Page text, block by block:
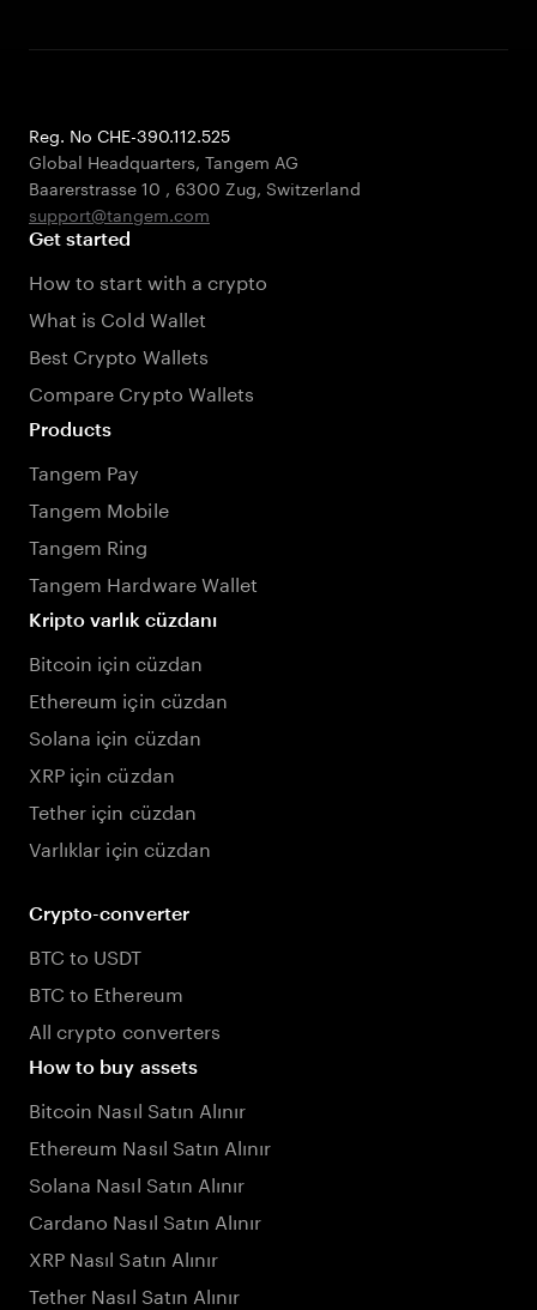
Reg. No CHE-390.112.525
Global Headquarters, Tangem AG
Baarerstrasse 10 , 6300 Zug, Switzerland
support@tangem.com
Get started
How to start with a crypto
What is Cold Wallet
Best Crypto Wallets
Compare Crypto Wallets
Products
Tangem Pay
Tangem Mobile
Tangem Ring
Tangem Hardware Wallet
Kripto varlık cüzdanı
Bitcoin için cüzdan
Ethereum için cüzdan
Solana için cüzdan
XRP için cüzdan
Tether için cüzdan
Varlıklar için cüzdan
Crypto-converter
BTC to USDT
BTC to Ethereum
All crypto converters
How to buy assets
Bitcoin Nasıl Satın Alınır
Ethereum Nasıl Satın Alınır
Solana Nasıl Satın Alınır
Cardano Nasıl Satın Alınır
XRP Nasıl Satın Alınır
Tether Nasıl Satın Alınır